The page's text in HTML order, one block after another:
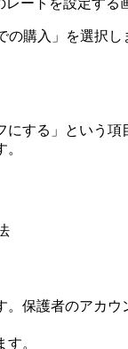
ートを設定する
購入」を選択
する」という項
保護者のアカ
。